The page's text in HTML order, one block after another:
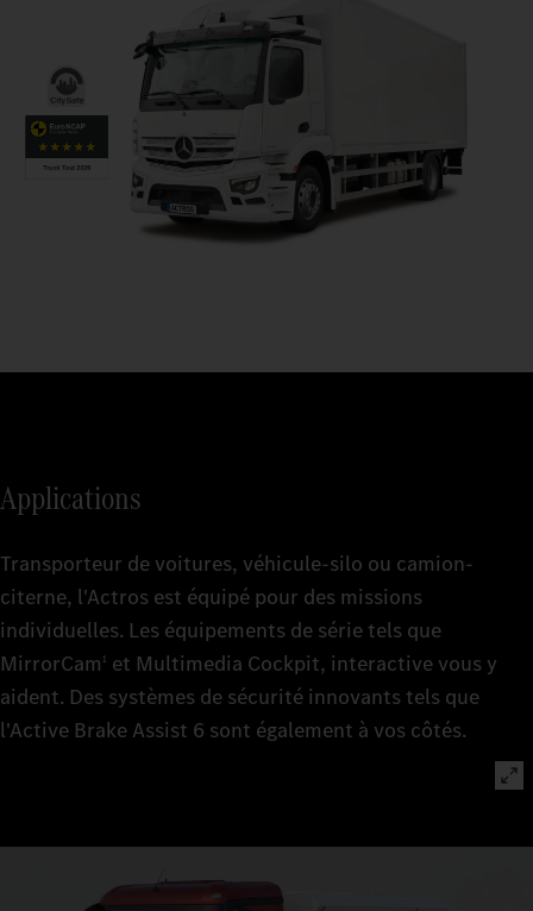
Applications
Transporteur de voitures, véhicule-silo ou camion-
citerne, l'Actros est équipé pour des missions
individuelles. Les équipements de série tels que
MirrorCam 1 et Multimedia Cockpit, interactive vous y
aident. Des systèmes de sécurité innovants tels que
l'Active Brake Assist 6 sont également à vos côtés.